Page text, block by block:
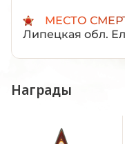
МЕСТО
Липецкая обл.
Награды